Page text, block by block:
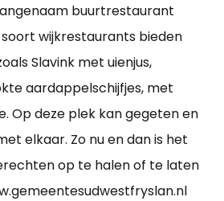
buurtrestaurant
wijkrestaurants bieden
Slavink met uienjus,
aardappelschijfjes, met
Op deze plek kan gegeten en
elkaar. Zo nu en dan is het
op te halen of te laten